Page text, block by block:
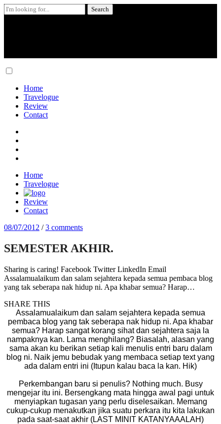
Search
for:
Skip
contentHome
Travelogue
Review
Contact
Home
Travelogue
Review
Contact
08/07/2012 /3 comments
SEMESTER AKHIR.
Sharing is caring! Facebook Twitter LinkedIn Email
Assalamualaikum dan salam sejahtera kepada semua pembaca blog
yang tak seberapa nak hidup ni. Apa khabar semua? Harap…
SHARE THIS
Assalamualaikum dan salam sejahtera kepada semua
pembaca blog yang tak seberapa nak hidup ni. Apa khabar
semua? Harap sangat korang sihat dan sejahtera saja la
nampaknya kan. Lama menghilang? Biasalah, alasan yang
sama akan ku berikan setiap kali menulis entri baru dalam
blog ni. Naik jemu bebudak yang membaca setiap text yang
ada dalam entri ini (Itupun kalau baca la kan. Hik)
Perkembangan baru si penulis? Nothing much. Busy
mengejar itu ini. Bersengkang mata hingga awal pagi untuk
menyiapkan tugasan yang perlu diselesaikan. Memang
cukup-cukup menakutkan jika suatu perkara itu kita lakukan
pada saat-saat akhir (LAST MINIT KATANYAAALAH)